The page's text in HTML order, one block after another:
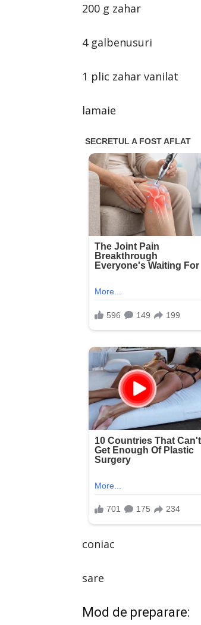
200 g zahar
4 galbenusuri
1 plic zahar vanilat
lamaie
coniac
sare
Mod de preparare: